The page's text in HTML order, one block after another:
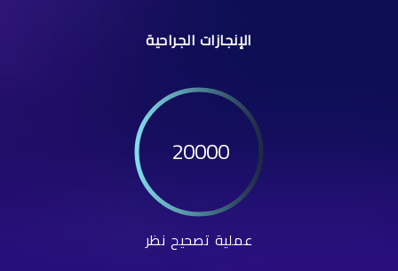
الإنجازات الجراحية
20000
عملية تصحيح نظر